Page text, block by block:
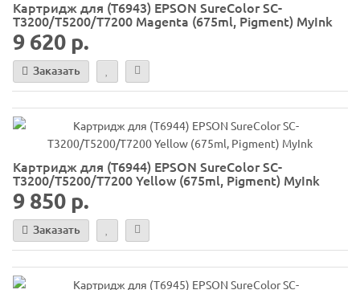
Картридж для (T6943) EPSON SureColor SC-
T3200/T5200/T7200 Magenta (675ml, Pigment) MyInk
9 620 р.
Заказать
Картридж для (T6944) EPSON SureColor SC-
T3200/T5200/T7200 Yellow (675ml, Pigment) MyInk
9 850 р.
Заказать